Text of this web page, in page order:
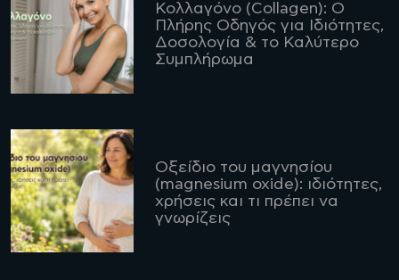
Κολλαγόνο (Collagen): Ο
Πλήρης Οδηγός για Ιδιότητες,
Δοσολογία & το Καλύτερο
Συμπλήρωμα
Οξείδιο του μαγνησίου
(magnesium oxide): ιδιότητες,
χρήσεις και τι πρέπει να
γνωρίζεις